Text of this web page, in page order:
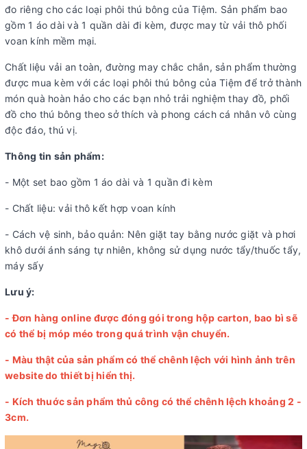
đo riêng cho các loại phôi thú bông của Tiệm. Sản phẩm bao
gồm 1 áo dài và 1 quần dài đi kèm, được may từ vải thô phối
voan kính mềm mại.
Chất liệu vải an toàn, đường may chắc chắn, sản phẩm thường
được mua kèm với các loại phôi thú bông của Tiệm để trở thành
món quà hoàn hảo cho các bạn nhỏ trải nghiệm thay đồ, phối
đồ cho thú bông theo sở thích và phong cách cá nhân vô cùng
độc đáo, thú vị.
Thông tin sản phẩm:
- Một set bao gồm 1 áo dài và 1 quần đi kèm
- Chất liệu: vải thô kết hợp voan kính
- Cách vệ sinh, bảo quản: Nên giặt tay bằng nước giặt và phơi
khô dưới ánh sáng tự nhiên, không sử dụng nước tẩy/thuốc tẩy,
máy sấy
Lưu ý:
- Đơn hàng online được đóng gói trong hộp carton, bao bì sẽ
có thể bị móp méo trong quá trình vận chuyển.
- Màu thật của sản phẩm có thể chênh lệch với hình ảnh trên
website do thiết bị hiển thị.
- Kích thuớc sản phẩm thủ công có thể chênh lệch khoảng 2 -
3cm.